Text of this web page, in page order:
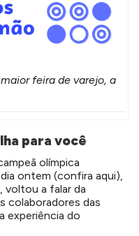
feira de varejo, a
para você
olímpica
ontem (confira aqui),
voltou a falar da
colaboradores das
experiência do